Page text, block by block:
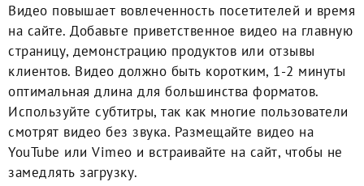
Видео повышает вовлеченность посетителей и время
на сайте. Добавьте приветственное видео на главную
страницу, демонстрацию продуктов или отзывы
клиентов. Видео должно быть коротким, 1-2 минуты
оптимальная длина для большинства форматов.
Используйте субтитры, так как многие пользователи
смотрят видео без звука. Размещайте видео на
YouTube или Vimeo и встраивайте на сайт, чтобы не
замедлять загрузку.